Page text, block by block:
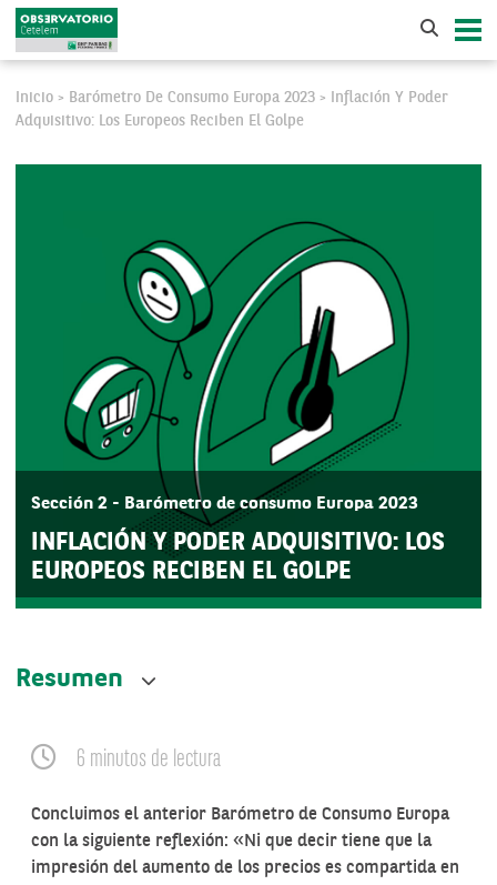
Inicio > Barómetro De Consumo Europa 2023 >
Inflación Y Poder
Adquisitivo: Los Europeos Reciben El Golpe
Sección 2 - Barómetro de consumo Europa 2023
INFLACIÓN Y PODER ADQUISITIVO: LOS
EUROPEOS RECIBEN EL GOLPE
6 minutos de lectura
Concluimos el anterior Barómetro de Consumo Europa
con la siguiente reflexión: «Ni que decir tiene que la
impresión del aumento de los precios es compartida en
Resumen